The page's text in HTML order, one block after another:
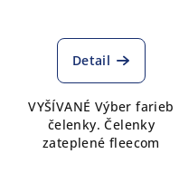
Detail
VYŠÍVANÉ Výber farieb
čelenky. Čelenky
zateplené fleecom